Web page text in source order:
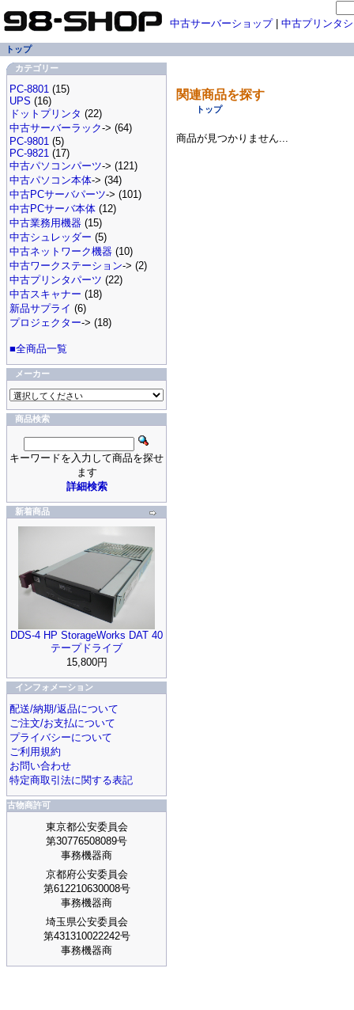
関連商品を探す
トップ
商品が見つかりません...
中古サーバーショップ| 中古プリンタ
トップ
カテゴリー
PC-8801 (15)
UPS (16)
ドットプリンタ (22)
中古サーバーラック-> (64)
PC-9801 (5)
PC-9821 (17)
中古パソコンパーツ-> (121)
中古パソコン本体-> (34)
中古PCサーバパーツ-> (101)
中古PCサーバ本体 (12)
中古業務用機器 (15)
中古シュレッダー (5)
中古ネットワーク機器 (10)
中古ワークステーション-> (2)
中古プリンタパーツ (22)
中古スキャナー (18)
新品サプライ (6)
プロジェクター-> (18)
■全商品一覧
メーカー
商品検索
キーワードを入力して商品を探せ
ます
詳細検索
新着商品
DDS-4 HP StorageWorks DAT 40
テープドライブ
15,800円
インフォメーション
配送/納期/返品について
ご注文/お支払について
プライバシーについて
ご利用規約
お問い合わせ
特定商取引法に関する表記
古物商許可
東京都公安委員会
第30776508089号
事務機器商
京都府公安委員会
第612210630008号
事務機器商
埼玉県公安委員会
第431310022242号
事務機器商